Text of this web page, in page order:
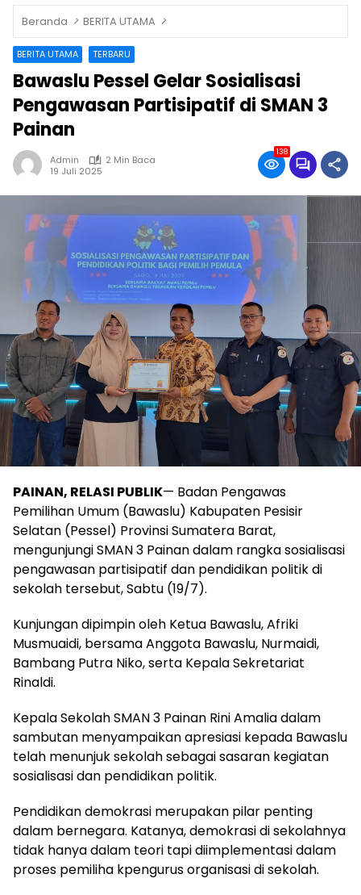
Beranda BERITA UTAMA
BERITA UTAMA TERBARU
Bawaslu Pessel Gelar Sosialisasi
Pengawasan Partisipatif di SMAN 3
Painan
Admin
2 Min Baca
19 Juli 2025
138
PAINAN, RELASI PUBLIK— Badan Pengawas
Pemilihan Umum (Bawaslu) Kabupaten Pesisir
Selatan (Pessel) Provinsi Sumatera Barat,
mengunjungi SMAN 3 Painan dalam rangka sosialisasi
pengawasan partisipatif dan pendidikan politik di
sekolah tersebut, Sabtu (19/7).
Kunjungan dipimpin oleh Ketua Bawaslu, Afriki
Musmuaidi, bersama Anggota Bawaslu, Nurmaidi,
Bambang Putra Niko, serta Kepala Sekretariat
Rinaldi.
Kepala Sekolah SMAN 3 Painan Rini Amalia dalam
sambutan menyampaikan apresiasi kepada Bawaslu
telah menunjuk sekolah sebagai sasaran kegiatan
sosialisasi dan pendidikan politik.
Pendidikan demokrasi merupakan pilar penting
dalam bernegara. Katanya, demokrasi di sekolahnya
tidak hanya dalam teori tapi diimplementasi dalam
proses pemiliha kpengurus organisasi di sekolah.